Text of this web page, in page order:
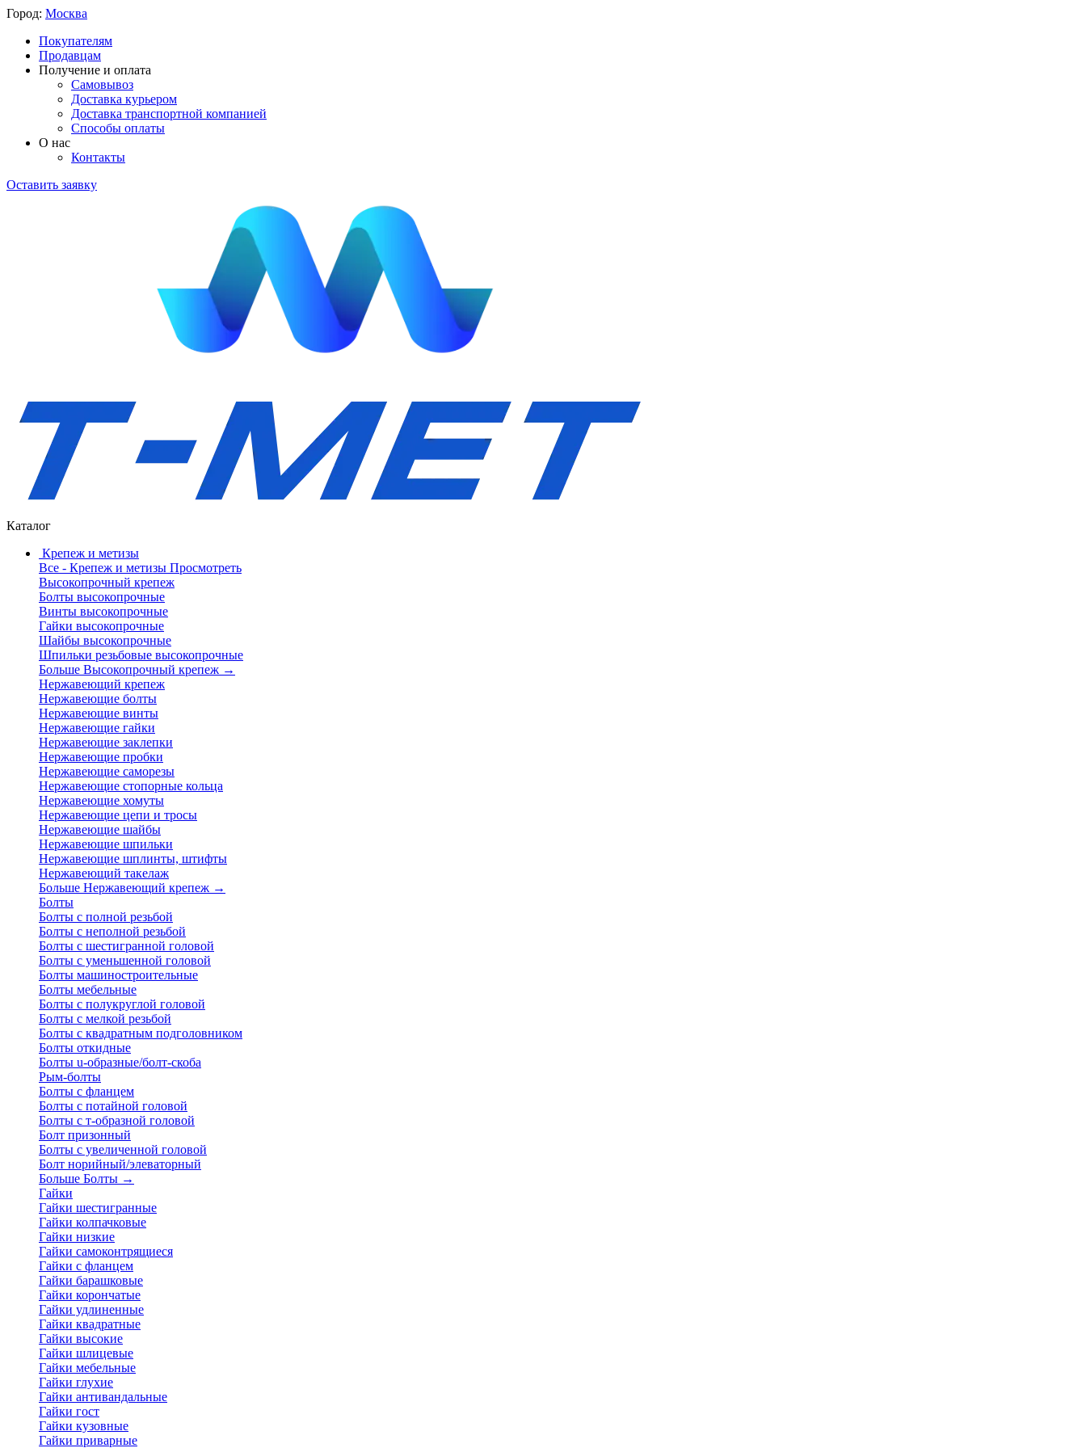
Город: Москва
Покупателям
Продавцам
Получение и оплата
Самовывоз
Доставка курьером
Доставка транспортной компанией
Способы оплаты
О нас
Контакты
Оставить заявку
Каталог
Крепеж и метизы
Все - Крепеж и метизы Просмотреть
Высокопрочный крепеж
Болты высокопрочные
Винты высокопрочные
Гайки высокопрочные
Шайбы высокопрочные
Шпильки резьбовые высокопрочные
Больше Высокопрочный крепеж →
Нержавеющий крепеж
Нержавеющие болты
Нержавеющие винты
Нержавеющие гайки
Нержавеющие заклепки
Нержавеющие пробки
Нержавеющие саморезы
Нержавеющие стопорные кольца
Нержавеющие хомуты
Нержавеющие цепи и тросы
Нержавеющие шайбы
Нержавеющие шпильки
Нержавеющие шплинты, штифты
Нержавеющий такелаж
Больше Нержавеющий крепеж →
Болты
Болты с полной резьбой
Болты с неполной резьбой
Болты с шестигранной головой
Болты с уменьшенной головой
Болты машиностроительные
Болты мебельные
Болты с полукруглой головой
Болты с мелкой резьбой
Болты с квадратным подголовником
Болты откидные
Болты u-образные/болт-скоба
Рым-болты
Болты с фланцем
Болты с потайной головой
Болты с т-образной головой
Болт призонный
Болты с увеличенной головой
Болт норийный/элеваторный
Больше Болты →
Гайки
Гайки шестигранные
Гайки колпачковые
Гайки низкие
Гайки самоконтрящиеся
Гайки с фланцем
Гайки барашковые
Гайки корончатые
Гайки удлиненные
Гайки квадратные
Гайки высокие
Гайки шлицевые
Гайки мебельные
Гайки глухие
Гайки антивандальные
Гайки гост
Гайки кузовные
Гайки приварные